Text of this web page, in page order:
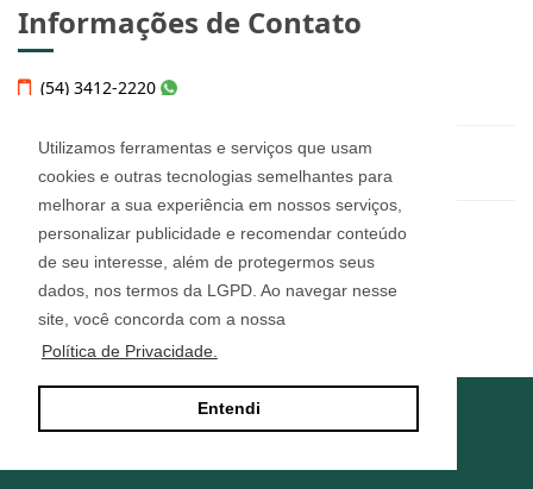
Utilizamos ferramentas e serviços que usam
cookies e outras tecnologias semelhantes para
melhorar a sua experiência em nossos serviços,
personalizar publicidade e recomendar conteúdo
de seu interesse, além de protegermos seus
dados, nos termos da LGPD. Ao navegar nesse
site, você concorda com a nossa
Política de Privacidade.
Entendi
Informações de Contato
(54) 3412-2220
helena@imobiliariahelena.com.br
Helena Thomé Imobiliária - 23.682J
Rua Júlio de Castilhos, n° 455, sala 12
Bairro Imigrante - Farroupilha/RS
CEP: 95180-160
ImóvelOffice© - Todos os direitos reservados